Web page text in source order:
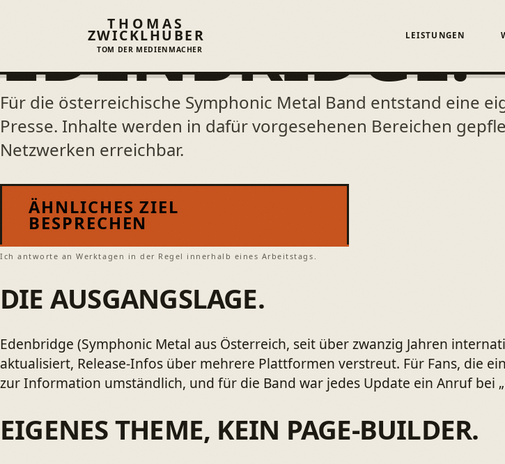
THOMAS
ZWICKLHUBER
TOM DER MEDIENMACHER
LEISTUNGEN
EDENBRIDGE.
Für die österreichische Symphonic Metal Band entstand eine
Presse. Inhalte werden in dafür vorgesehenen Bereichen
Netzwerken erreichbar.
ÄHNLICHES ZIEL
BESPRECHEN
Ich antworte an Werktagen in der Regel innerhalb eines Arbeitstags.
DIE AUSGANGSLAGE.
Edenbridge (Symphonic Metal aus Österreich, seit über zwanzig Jahren
aktualisiert, Release-Infos über mehrere Plattformen verstreut. Für Fans, die
zur Information umständlich, und für die Band war jedes Update ein Anruf bei
EIGENES THEME, KEIN PAGE-BUILDER.